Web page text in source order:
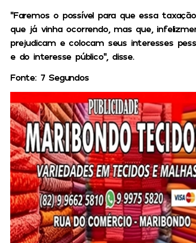
“Faremos o possível para que essa
que já vinha ocorrendo, mas que,
prejudicam e colocam seus interesses
e do interesse público”, disse.
Fonte: 7 Segundos